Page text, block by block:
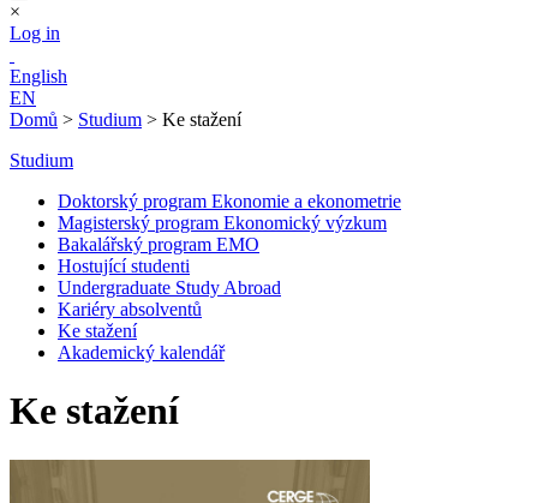
×
Log in
English
EN
Domů > Studium > Ke stažení
Studium
Doktorský program Ekonomie a ekonometrie
Magisterský program Ekonomický výzkum
Bakalářský program EMO
Hostující studenti
Undergraduate Study Abroad
Kariéry absolventů
Ke stažení
Akademický kalendář
Ke stažení